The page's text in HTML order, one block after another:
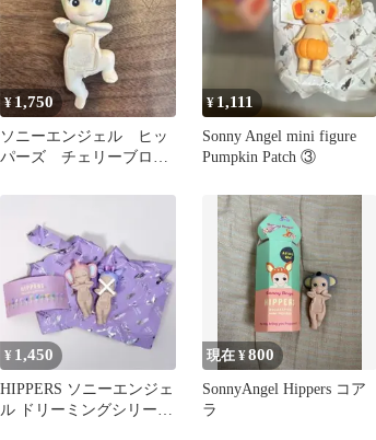
¥1,750
ソニーエンジェル ヒッ
パーズ チェリーブロッ
¥1,111
Sonny Angel mini figure
Pumpkin Patch ③
¥ 1,450
HIPPERS ソニーエンジェ
ル ドリーミングシリーズ
現在 ¥800
SonnyAngel Hippers コア
ラ